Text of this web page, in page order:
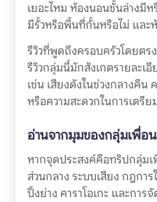
เยอะไหม ห้องนอนชั้นล่างมีห
มีรั้วหรือพื้นที่กั้นหรือไม่ และ
รีวิวที่พูดถึงครอบครัวโดยตร
รีวิวกลุ่มนี้มักสังเกตรายละเ
เช่น เสียงดังในช่วงกลางคืน
หรือความสะดวกในการเตรีย
อ่านจากมุมของกลุ่มเพื่อ
หากจุดประสงค์คือทริปกลุ่มเ
ส่วนกลาง ระบบเสียง กฎกา
ปิ้งย่าง คาราโอเกะ และการ